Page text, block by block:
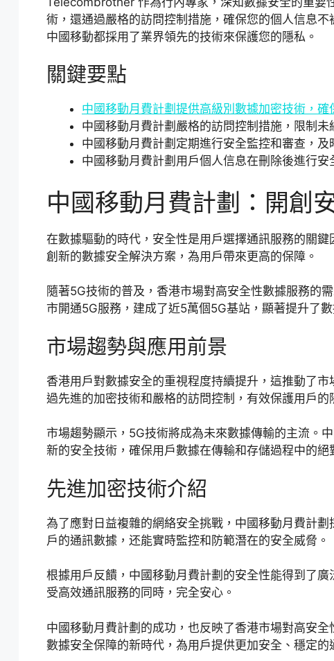
術，還通過嚴格的訪問控制措施，確保您的個人信息
中國移動都採用了業界領先的技術來保護您的隱私。
關鍵要點
中國移動月費計劃提供高級別數據加密技術，
中國移動月費計劃嚴格的訪問控制措施，限制未
中國移動月費計劃定期進行安全監控和審查，及
中國移動月費計劃用戶個人信息在刪除後進行安
中國移動月費計劃：開創
在數據驅動的時代，安全性是用戶選擇通訊服務的關
創新的數據安全解決方案，為用戶帶來更高的保障。
隨著5G技術的普及，香港市場對高安全性數據服務的
市開通5G服務，建成了近5萬個5G基站，顯著提升了
市場趨勢與應用前景
香港用戶對數據安全的重視程度持續提升，這推動了
過先進的加密技術和嚴格的訪問控制，有效保護用戶的
市場趨勢顯示，5G技術將成為未來數據傳輸的主流。
新的安全技術，確保用戶數據在傳輸和存儲過程中的絕
先進加密技術介紹
為了應對日益複雜的網絡安全挑戰，中國移動月費計
戶的通訊數據，还能實時監控和防範潛在的安全威脅。
根據用戶反饋，中國移動月費計劃的安全性能得到了
受高效通訊服務的同時，完全安心。
中國移動月費計劃的成功，也反映了香港市場對高安
數據安全保障的新時代，為用戶提供更加安全、穩定的